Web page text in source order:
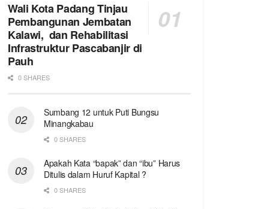
Wali Kota Padang Tinjau
Pembangunan Jembatan
Kalawi, dan Rehabilitasi
Infrastruktur Pascabanjir di
Pauh
0 SHARES
Sumbang 12 untuk Puti Bungsu
Minangkabau
0 SHARES
Apakah Kata “bapak” dan “ibu” Harus
Ditulis dalam Huruf Kapital ?
0 SHARES